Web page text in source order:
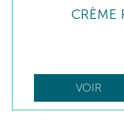
CRÈME
VOIR